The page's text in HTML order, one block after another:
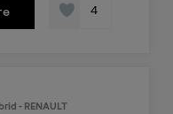
4
- RENAULT